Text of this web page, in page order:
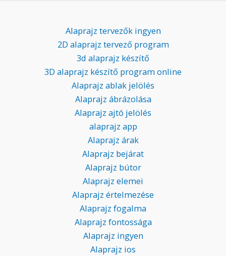
Alaprajz tervezők ingyen
2D alaprajz tervező program
3d alaprajz készítő
3D alaprajz készítő program online
Alaprajz ablak jelölés
Alaprajz ábrázolása
Alaprajz ajtó jelölés
alaprajz app
Alaprajz árak
Alaprajz bejárat
Alaprajz bútor
Alaprajz elemei
Alaprajz értelmezése
Alaprajz fogalma
Alaprajz fontossága
Alaprajz ingyen
Alaprajz ios